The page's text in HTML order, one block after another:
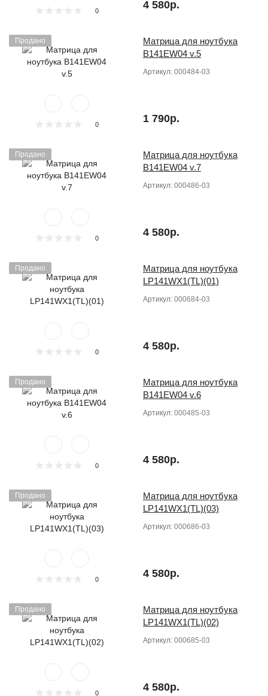
0 4 580р.
Продано
0
Матрица для ноутбука
B141EW04 v.5
Артикул: 000484-03
1 790р.
Продано
0
Матрица для ноутбука
B141EW04 v.7
Артикул: 000486-03
4 580р.
Продано
0
Матрица для ноутбука
LP141WX1(TL)(01)
Артикул: 000684-03
4 580р.
Продано
0
Матрица для ноутбука
B141EW04 v.6
Артикул: 000485-03
4 580р.
Продано
0
Матрица для ноутбука
LP141WX1(TL)(03)
Артикул: 000686-03
4 580р.
Продано
0
Матрица для ноутбука
LP141WX1(TL)(02)
Артикул: 000685-03
4 580р.